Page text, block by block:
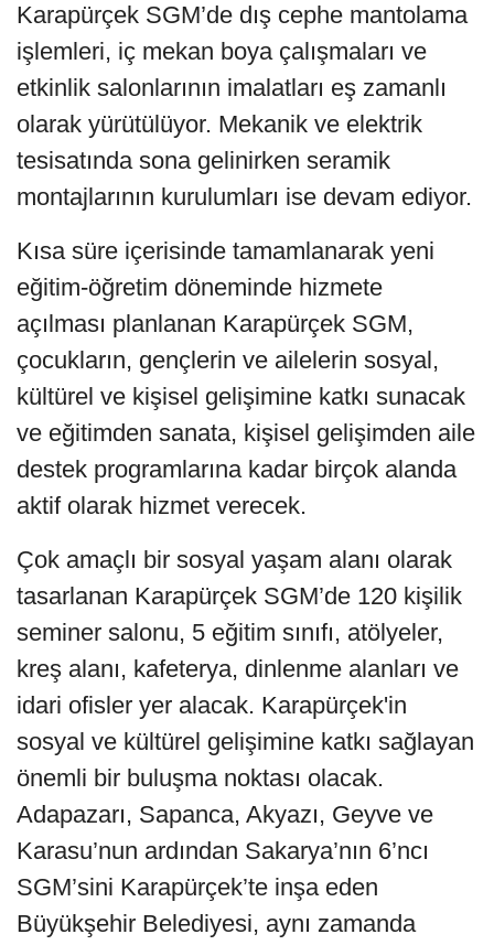
Karapürçek SGM’de dış cephe mantolama
işlemleri, iç mekan boya çalışmaları ve
etkinlik salonlarının imalatları eş zamanlı
olarak yürütülüyor. Mekanik ve elektrik
tesisatında sona gelinirken seramik
montajlarının kurulumları ise devam ediyor.
Kısa süre içerisinde tamamlanarak yeni
eğitim-öğretim döneminde hizmete
açılması planlanan Karapürçek SGM,
çocukların, gençlerin ve ailelerin sosyal,
kültürel ve kişisel gelişimine katkı sunacak
ve eğitimden sanata, kişisel gelişimden aile
destek programlarına kadar birçok alanda
aktif olarak hizmet verecek.
Çok amaçlı bir sosyal yaşam alanı olarak
tasarlanan Karapürçek SGM’de 120 kişilik
seminer salonu, 5 eğitim sınıfı, atölyeler,
kreş alanı, kafeterya, dinlenme alanları ve
idari ofisler yer alacak. Karapürçek'in
sosyal ve kültürel gelişimine katkı sağlayan
önemli bir buluşma noktası olacak.
Adapazarı, Sapanca, Akyazı, Geyve ve
Karasu’nun ardından Sakarya’nın 6’ncı
SGM’sini Karapürçek’te inşa eden
Büyükşehir Belediyesi, aynı zamanda